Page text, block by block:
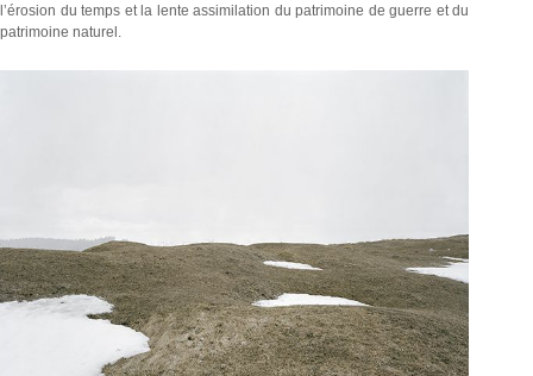
l’érosion du temps et la lente assimilation du patrimoine de guerre et du
patrimoine naturel.